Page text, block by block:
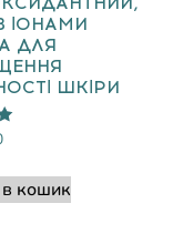
ІОНАМИ
ДЛЯ
ШКІРИ
кошик